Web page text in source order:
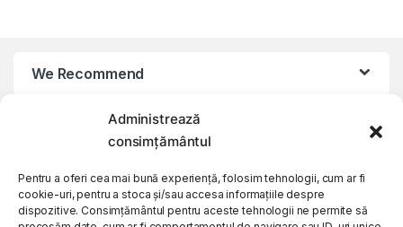
Administrează
consimțământul
Pentru a oferi cea mai bună experiență, folosim tehnologii, cum ar fi
cookie-uri, pentru a stoca și/sau accesa informațiile despre
dispozitive. Consimțământul pentru aceste tehnologii ne permite să
We Recommend
My Account
Customer Care